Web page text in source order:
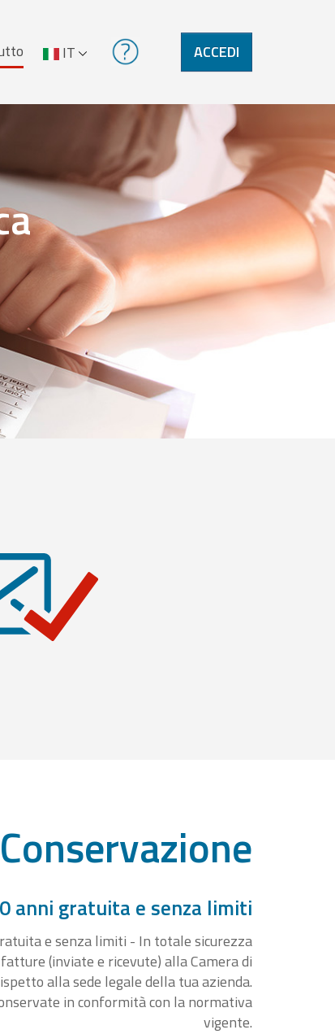
IT ACCEDI
Conservazione
anni gratuita e senza limiti
e senza limiti - In totale sicurezza
(inviate e ricevute) alla Camera di
alla sede legale della tua azienda.
in conformità con la normativa
vigente.